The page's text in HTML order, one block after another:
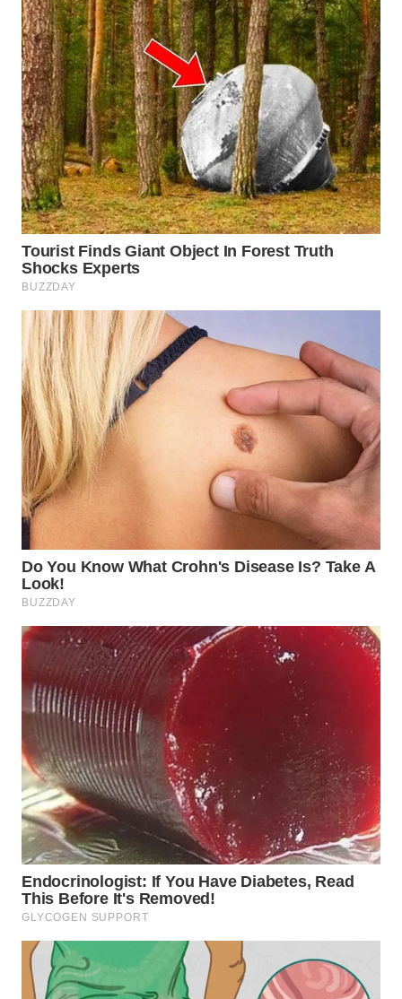
KALTIM
WN
SULSEL
WN
GORONTALO
WN
SULUT
WN
MALUKU
WN
MALUT
WN
DAIRI
WN
DANAU
TOBA
NIAS
WN
LANGKAT
WN
TAPANULI
SELATAN
WN
TANJUNG
LESUNG
WN
KARO
WN
WN
LABUHANBATU